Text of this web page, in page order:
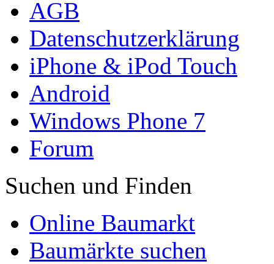
AGB
Datenschutzerklärung
iPhone & iPod Touch
Android
Windows Phone 7
Forum
Suchen und Finden
Online Baumarkt
Baumärkte suchen